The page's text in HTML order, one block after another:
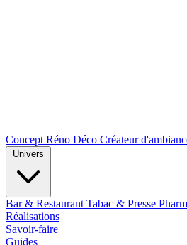
Concept Réno Déco Créateur
Bar & Restaurant Tabac & Presse
Réalisations
Savoir-faire
Guides